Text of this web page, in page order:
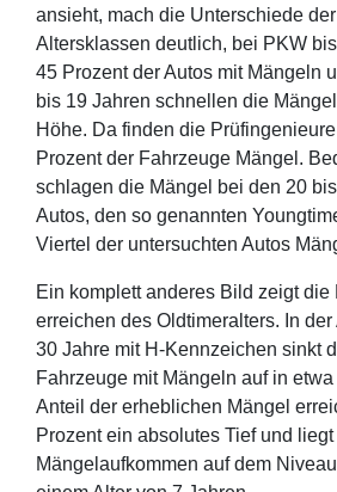
ansieht, mach die Unterschiede
Altersklassen deutlich, bei PKW
45 Prozent der Autos mit Mängeln
bis 19 Jahren schnellen die
Höhe. Da finden die
Prozent der Fahrzeuge Mängel.
schlagen die Mängel bei den 20
Autos, den so genannten
Viertel der untersuchten Autos
Ein komplett anderes Bild zeigt die
erreichen des Oldtimeralters. In
30 Jahre mit H-Kennzeichen sinkt
Fahrzeuge mit Mängeln auf in
Anteil der erheblichen Mängel
Prozent ein absolutes Tief und
Mängelaufkommen auf dem